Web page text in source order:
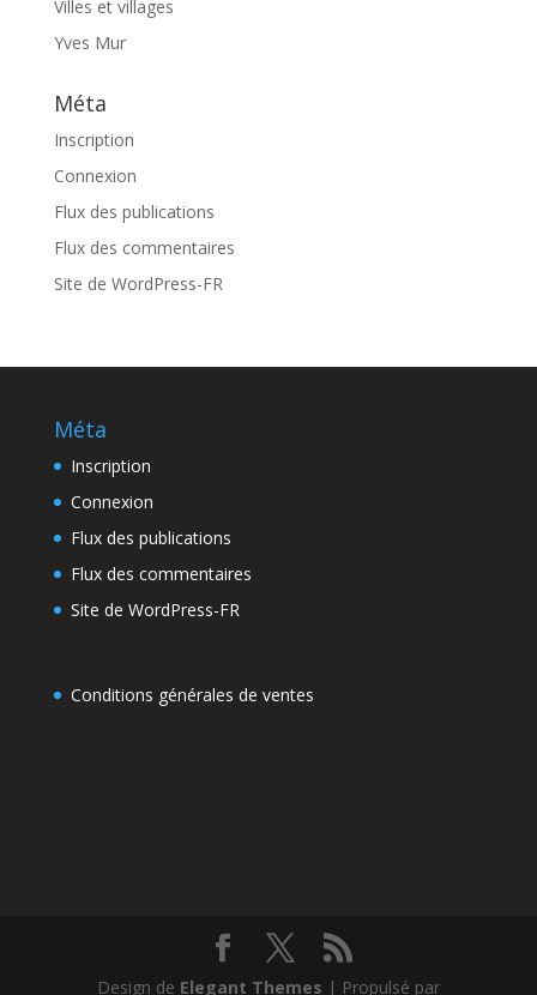
Villes et villages
Yves Mur
Méta
Inscription
Connexion
Flux des publications
Flux des commentaires
Site de WordPress-FR
Méta
Inscription
Connexion
Flux des publications
Flux des commentaires
Site de WordPress-FR
Conditions générales de ventes
Design de Elegant Themes | Propulsé par